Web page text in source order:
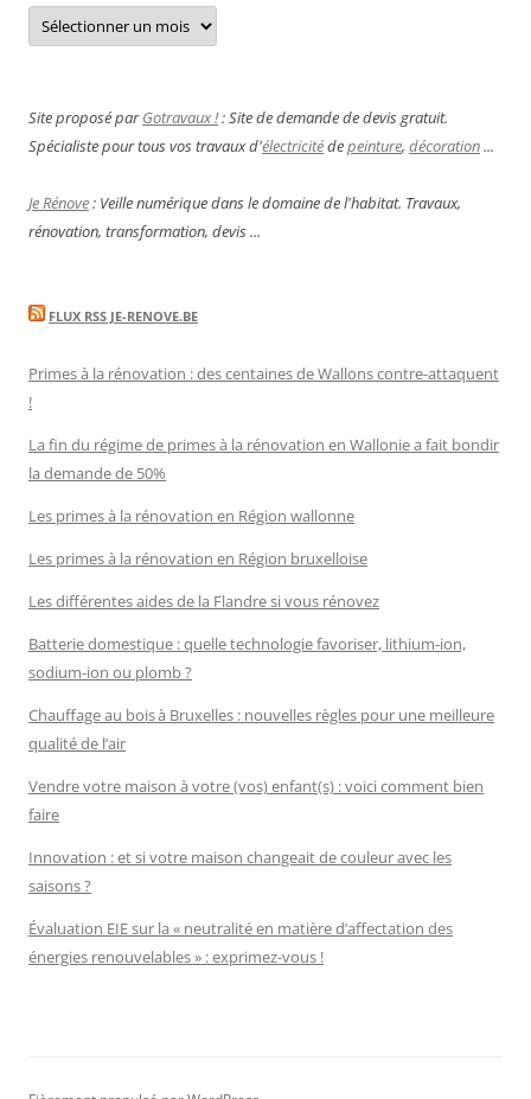
Archives
Site proposé parGotravaux !: Site de demande de devis gratuit.
Spécialiste pour tous vos travaux d'électricitédepeinture, décoration...
Je Rénove: Veille numérique dans le domaine de l'habitat. Travaux,
rénovation, transformation, devis ...
FLUX RSS JE-RENOVE.BE
Primes à la rénovation : des centaines de Wallons contre-attaquent
!
La fin du régime de primes à la rénovation en Wallonie a fait bondir
la demande de 50%
Les primes à la rénovation en Région wallonne
Les primes à la rénovation en Région bruxelloise
Les différentes aides de la Flandre si vous rénovez
Batterie domestique : quelle technologie favoriser, lithium-ion,
sodium-ion ou plomb ?
Chauffage au bois à Bruxelles : nouvelles règles pour une meilleure
qualité de l’air
Vendre votre maison à votre (vos) enfant(s) : voici comment bien
faire
Innovation : et si votre maison changeait de couleur avec les
saisons ?
Évaluation EIE sur la « neutralité en matière d’affectation des
énergies renouvelables » : exprimez-vous !